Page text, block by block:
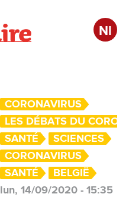
Nl
CORONAVIRUS
LES DÉBATS DU
SANTÉ
SCIENCES
CORONAVIRUS
SANTÉ
BELGIË
lun, 14/09/2020 - 15:35